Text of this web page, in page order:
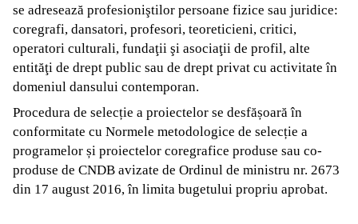
se adresează profesioniştilor persoane fizice sau juridice:
coregrafi, dansatori, profesori, teoreticieni, critici,
operatori culturali, fundaţii şi asociaţii de profil, alte
entităţi de drept public sau de drept privat cu activitate în
domeniul dansului contemporan.
Procedura de selecție a proiectelor se desfășoară în
conformitate cu Normele metodologice de selecție a
programelor și proiectelor coregrafice produse sau co-
produse de CNDB avizate de Ordinul de ministru nr. 2673
din 17 august 2016, în limita bugetului propriu aprobat.